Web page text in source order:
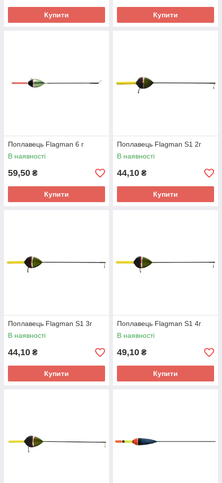
Купити Купити
Поплавець Flagman 6 г
В наявності
59,50 ₴
Купити
Поплавець Flagman S1 2г
В наявності
44,10 ₴
Купити
Поплавець Flagman S1 3г
В наявності
44,10 ₴
Купити
Поплавець Flagman S1 4г
В наявності
49,10 ₴
Купити